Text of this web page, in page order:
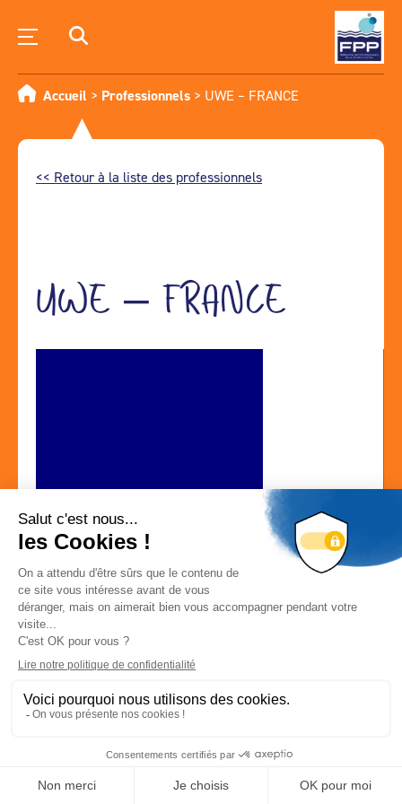
Accueil > Professionnels > UWE – FRANCE
<< Retour à la liste des professionnels
UWE – FRANCE
Localisation
Déconnexion Mon compte